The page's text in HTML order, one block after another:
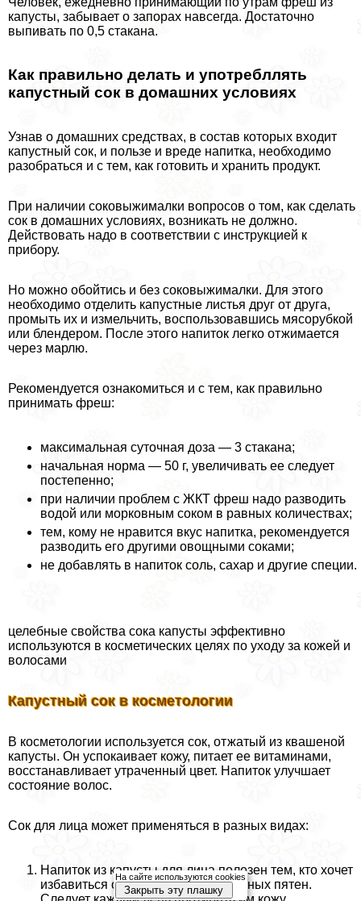
капусты, забывает о запорах навсегда. Достаточно
выпивать по 0,5 стакана.
Как правильно делать и употрeбллять
капустный сок в домашних условиях
Узнав о домашних средствах, в состав которых входит
капустный сок, и пользе и вреде напитка, необходимо
разобраться и с тем, как готовить и хранить продукт.
При наличии соковыжималки вопросов о том, как сделать
сок в домашних условиях, возникать не должно.
Действовать надо в соответствии с инструкцией к
прибору.
Но можно обойтись и без соковыжималки. Для этого
необходимо отделить капустные листья друг от друга,
промыть их и измельчить, воспользовавшись мясорубкой
или блендером. После этого напиток легко отжимается
через марлю.
Рекомендуется ознакомиться и с тем, как правильно
принимать фреш:
максимальная суточная доза — 3 стакана;
начальная норма — 50 г, увеличивать ее следует
постепенно;
при наличии проблем с ЖКТ фреш надо разводить
водой или морковным соком в равных количествах;
тем, кому не нравится вкус напитка, рекомендуется
разводить его другими овощными соками;
не добавлять в напиток соль, сахар и другие специи.
целебные свойства сока капусты эффективно
используются в косметических целях по уходу за кожей и
волосами
Капустный сок в косметологии
В косметологии используется сок, отжатый из квашеной
капусты. Он успокаивает кожу, питает ее витаминами,
восстанавливает утраченный цвет. Напиток улучшает
состояние волос.
Сок для лица может применяться в разных видах:
Напиток из капусты для лица полезен тем, кто хочет
избавиться от веснушек и пигментных пятен.
На сайте используются cookies
Закрыть эту плашку